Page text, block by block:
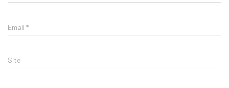
Email *
Site